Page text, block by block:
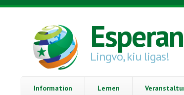
Direkt zum Inhalt
Lingvo, kiu ligas!
Information Lernen